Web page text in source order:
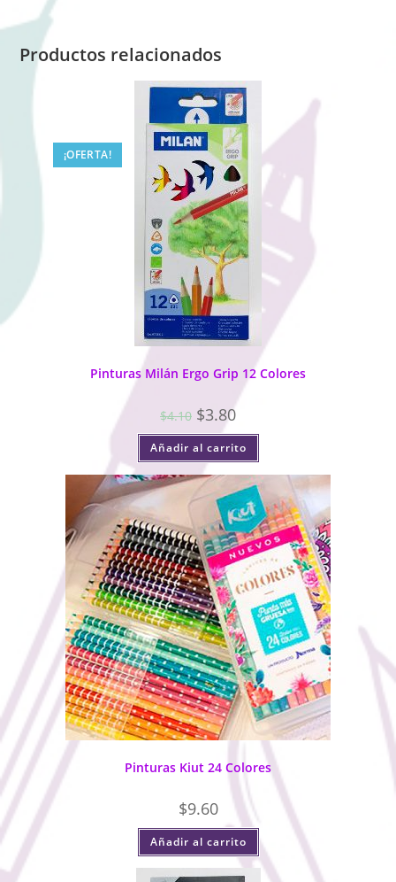
Productos relacionados
¡OFERTA!
Pinturas Milán Ergo Grip 12 Colores
$4.10 $3.80
Añadir al carrito
Pinturas Kiut 24 Colores
$9.60
Añadir al carrito